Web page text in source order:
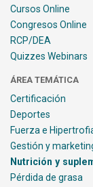
Cursos Online
Congresos Online
RCP/DEA
Quizzes Webinars
ÁREA TEMÁTICA
Certificación
Deportes
Fuerza e
Gestión y
Nutrición y
Pérdida de grasa